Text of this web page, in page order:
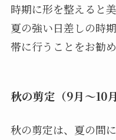
時期に形を整えると
夏の強い日差しの時
帯に行うことをお勧め
秋の剪定（9月〜10月
秋の剪定は、夏の間